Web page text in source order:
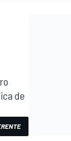
de